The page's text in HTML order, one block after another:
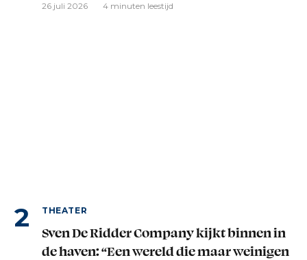
26 juli 2026 4 minuten leestijd
THEATER
Sven De Ridder Company kijkt binnen in
de haven: “Een wereld die maar weinigen